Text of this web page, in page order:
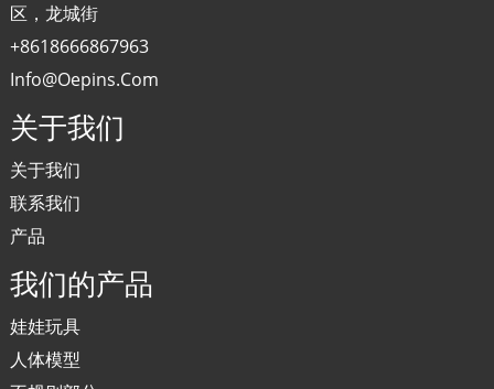
区，龙城街
+8618666867963
Info@oepins.com
关于我们
关于我们
联系我们
产品
我们的产品
娃娃玩具
人体模型